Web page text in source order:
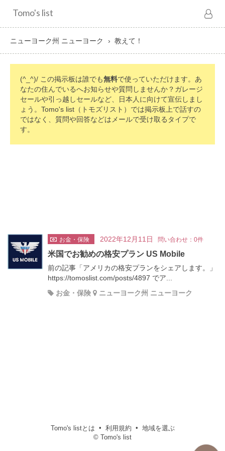
Tomo's list
ニューヨーク州 ニューヨーク 教えて！
(^_^)/ この掲示板は誰でも無料で使っていただけます。あ
なたの住んでいるへお知らせや質問しませんか？ガレージ
セールや引っ越しセールなど、日本人に向けて宣伝しまし
ょう。Tomo's list（トモズリスト）では掲示板上で話すの
ではなく、質問や回答などはメールで受け取るタイプで
す。
お金・保険 2022年12月11日 問い合わせ：0件
米国でお勧めの格安プラン US Mobile
前の記事「アメリカの格安プランをシェアします。」
https://tomoslist.com/posts/4897 でア...
お金・保険
ニューヨーク州 ニューヨーク
Tomo's listとは 利用規約
地域を選ぶ
© Tomo's list